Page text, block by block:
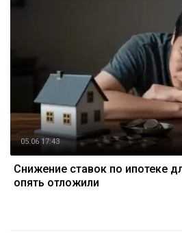
05.06 17:43
Снижение ставок по ипотеке
опять отложили